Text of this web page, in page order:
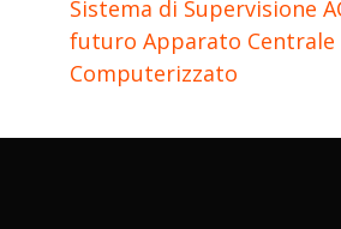
Sistema di Supervisione
futuro Apparato Centrale
Computerizzato